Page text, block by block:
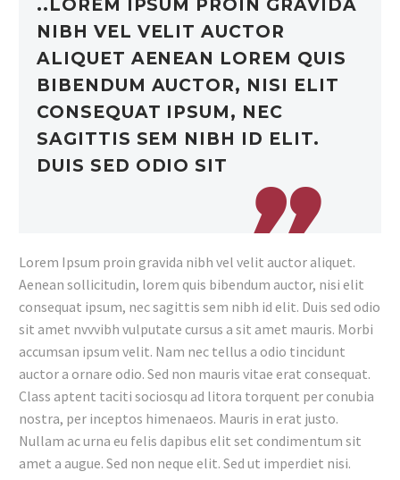
..LOREM IPSUM PROIN GRAVIDA
NIBH VEL VELIT AUCTOR
ALIQUET AENEAN LOREM QUIS
BIBENDUM AUCTOR, NISI ELIT
CONSEQUAT IPSUM, NEC
SAGITTIS SEM NIBH ID ELIT.
DUIS SED ODIO SIT
Lorem Ipsum proin gravida nibh vel velit auctor aliquet.
Aenean sollicitudin, lorem quis bibendum auctor, nisi elit
consequat ipsum, nec sagittis sem nibh id elit. Duis sed odio
sit amet nvvvibh vulputate cursus a sit amet mauris. Morbi
accumsan ipsum velit. Nam nec tellus a odio tincidunt
auctor a ornare odio. Sed non mauris vitae erat consequat.
Class aptent taciti sociosqu ad litora torquent per conubia
nostra, per inceptos himenaeos. Mauris in erat justo.
Nullam ac urna eu felis dapibus elit set condimentum sit
amet a augue. Sed non neque elit. Sed ut imperdiet nisi.